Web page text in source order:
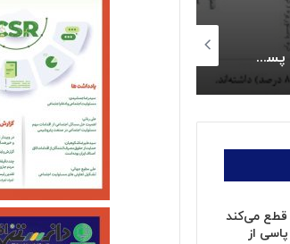
قتل پدر توسط پسر نوجوان به خاطر بیکاری
خرداد ۱۰, ۱۴۰۵ خرداد ۱۰, ۱۴۰۵
قطع می‌کند
از